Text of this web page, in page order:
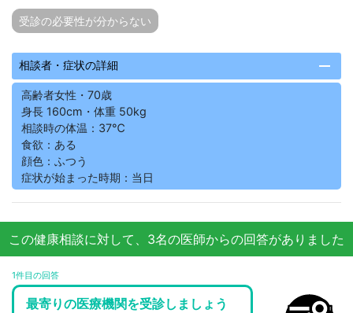
受診の必要性が分からない
相談者・症状の詳細 remove
高齢者女性・70歳
身長 160cm・体重 50kg
相談時の体温：37℃
食欲：ある
顔色：ふつう
症状が始まった時期：当日
この健康相談に対して、3名の医師からの回答がありました
1件目の回答
最寄りの医療機関を受診しましょう